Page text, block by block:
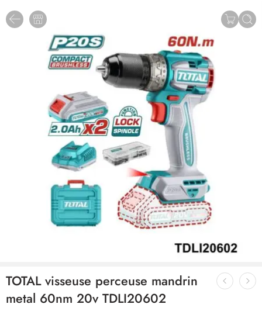
TOTAL visseuse perceuse mandrin
metal 60nm 20v TDLI20602